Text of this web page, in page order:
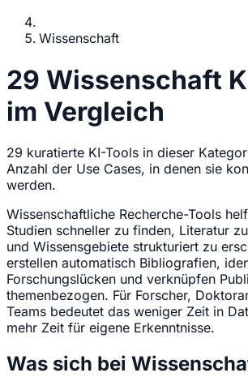
Wissenschaft
29 Wissenschaft
im Vergleich
29 kuratierte KI-Tools in dieser
Anzahl der Use Cases, in denen sie
werden.
Wissenschaftliche Recherche-Tools
Studien schneller zu finden, Literatur
und Wissensgebiete strukturiert zu
erstellen automatisch Bibliografien,
Forschungslücken und verknüpfen
themenbezogen. Für Forscher,
Teams bedeutet das weniger Zeit in
mehr Zeit für eigene Erkenntnisse.
Was sich bei